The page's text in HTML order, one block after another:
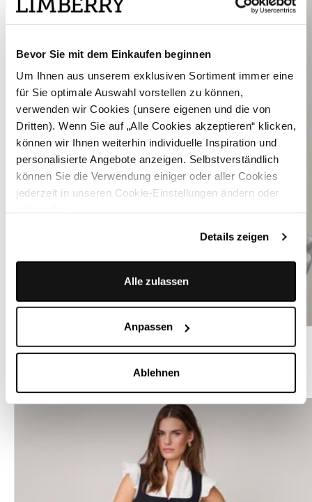
Bevor Sie mit dem Einkaufen beginnen
Um Ihnen aus unserem exklusiven Sortiment immer eine
für Sie optimale Auswahl vorstellen zu können,
verwenden wir Cookies (unsere eigenen und die von
Dritten). Wenn Sie auf „Alle Cookies akzeptieren“ klicken,
können wir Ihnen weiterhin individuelle Inspiration und
personalisierte Angebote anzeigen. Selbstverständlich
können Sie die Verwendung einiger oder aller Cookies
jederzeit in unseren Cookie-Einstellungen ändern oder
Details zeigen
Alle zulassen
Anpassen
Ablehnen
Hochgeschlossene Dirndlbluse mit Langarm - LEONA
WEITERE STYLES VON LIMBERRY